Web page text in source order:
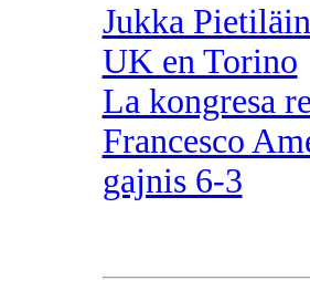
Jukka
UK en Torino
La kongresa
Francesco
gajnis 6-3